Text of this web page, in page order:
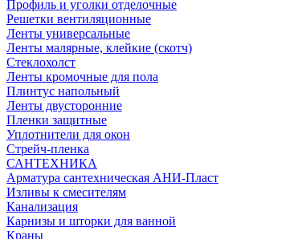
Профиль и уголки отделочные
Решетки вентиляционные
Ленты универсальные
Ленты малярные, клейкие (скотч)
Стеклохолст
Ленты кромочные для пола
Плинтус напольный
Ленты двусторонние
Пленки защитные
Уплотнители для окон
Стрейч-пленка
САНТЕХНИКА
Арматура сантехническая АНИ-Пласт
Изливы к смесителям
Канализация
Карнизы и шторки для ванной
Краны